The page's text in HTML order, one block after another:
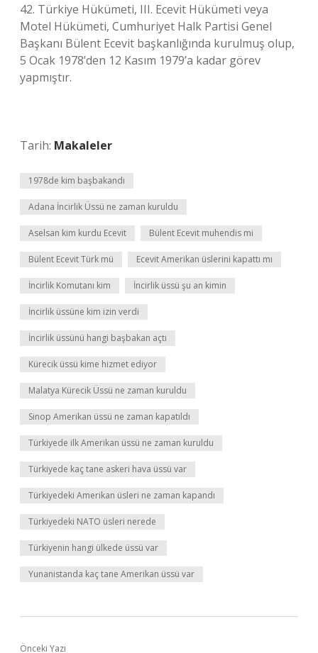
42. Türkiye Hükümeti, III. Ecevit Hükümeti veya
Motel Hükümeti, Cumhuriyet Halk Partisi Genel
Başkanı Bülent Ecevit başkanlığında kurulmuş olup,
5 Ocak 1978’den 12 Kasım 1979’a kadar görev
yapmıştır.
Tarih: Makaleler
1978de kim başbakandı
Adana İncirlik Üssü ne zaman kuruldu
Aselsan kim kurdu Ecevit Bülent Ecevit muhendis mi
Bülent Ecevit Türk mü Ecevit Amerikan üslerini kapattı mı
İncirlik Komutanı kim İncirlik üssü şu an kimin
İncirlik üssüne kim izin verdi
İncirlik üssünü hangi başbakan açtı
Kürecik üssü kime hizmet ediyor
Malatya Kürecik Üssü ne zaman kuruldu
Sinop Amerikan üssü ne zaman kapatıldı
Türkiyede ilk Amerikan üssü ne zaman kuruldu
Türkiyede kaç tane askeri hava üssü var
Türkiyedeki Amerikan üsleri ne zaman kapandı
Türkiyedeki NATO üsleri nerede
Türkiyenin hangi ülkede üssü var
Yunanistanda kaç tane Amerikan üssü var
Önceki Yazı